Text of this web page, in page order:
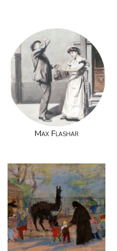
Max Flashar